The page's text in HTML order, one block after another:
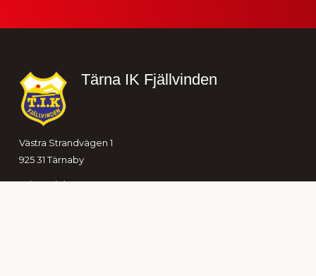
SidfotTärna IK Fjällvinden
Västra Strandvägen 1
925 31 Tärnaby
Tel: +46 (0)70-232 48 90